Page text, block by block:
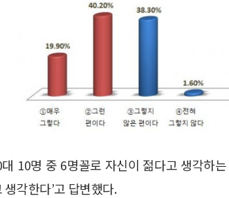
10명 중 6명꼴로 자신이 젊다고 생각하
각한다’고 답변했다.